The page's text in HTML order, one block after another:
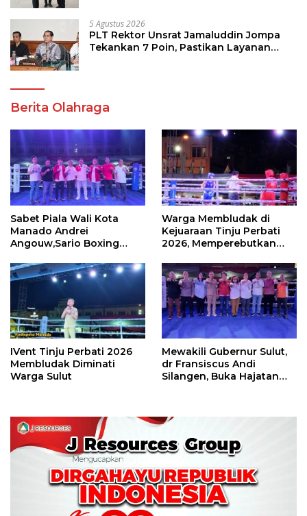
5 Agustus 2026
PLT Rektor Unsrat Jamaluddin Jompa
Tekankan 7 Poin, Pastikan Layanan
Berita Olahraga
Sabet Piala Wali Kota
Manado Andrei
Angouw,Sario Boxing
Perbati 2026
Warga Membludak di
Kejuaraan Tinju Perbati
2026, Memperebutkan
IVent Tinju Perbati 2026
Membludak Diminati
Warga Sulut
Mewakili Gubernur Sulut,
dr Fransiscus Andi
Silangen, Buka Hajatan